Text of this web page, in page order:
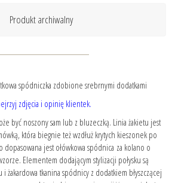
Produkt archiwalny
spódniczka zdobione srebrnymi dodatkami
zdjęcia i opinię klientek.
być noszony sam lub z bluzeczką. Linia żakietu jest
która biegnie też wzdłuż krytych kieszonek po
dopasowana jest ołówkowa spódnica za kolano o
Elementem dodającym stylizacji połysku są
żakardowa tkanina spódnicy z dodatkiem błyszczącej